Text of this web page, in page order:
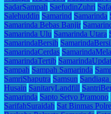
SadarSampah SaefudinZuhri
Salehuddin Samarind Samarinda
Samarinda Bebas Banjir
Samarinda Ulu Samarinda Utara
SamarindaBersih
SamarindaCerdas
SamarindaTertib
Sampah Sampah Samarinda
SamriShaputra Samsun
Husain SanitaryLandfill
Samarinda Sapto Setyo Pramono
SarifahSuraidah Sat Binmas